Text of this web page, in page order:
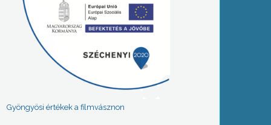
Gyöngyösi értékek a filmvásznon